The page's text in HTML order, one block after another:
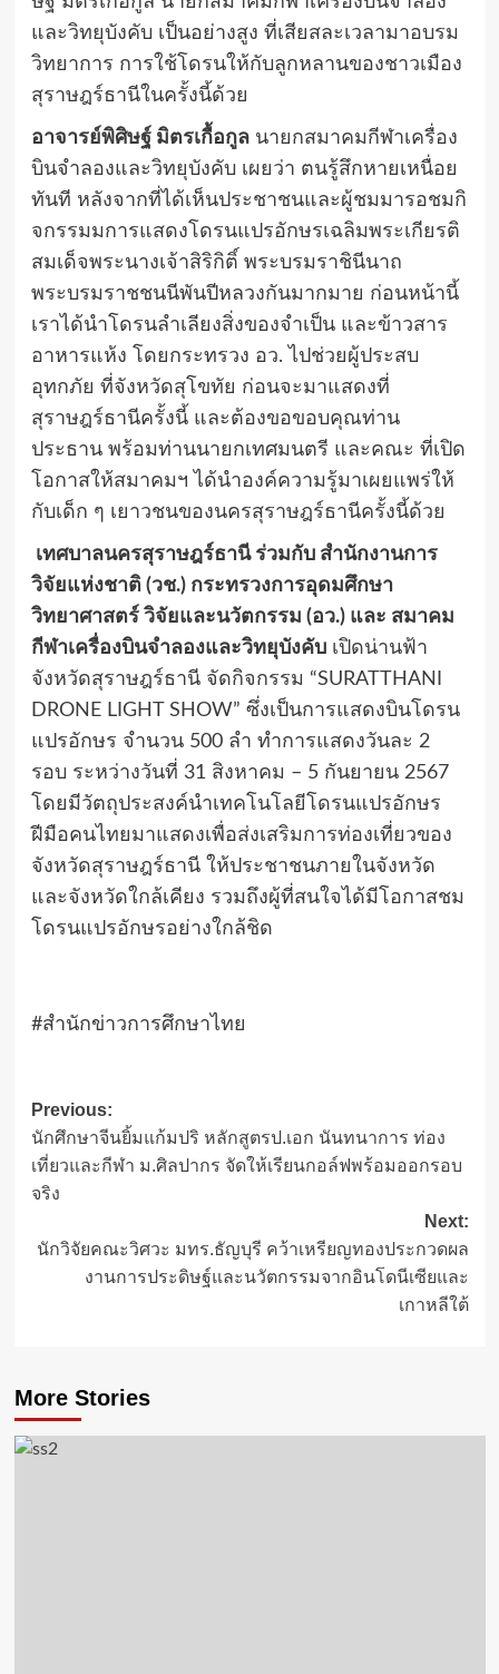
และวิทยุบังคับ เป็นอย่างสูง ที่เสียสละเวลามาอบรม
วิทยาการ การใช้โดรนให้กับลูกหลานของชาวเมือง
สุราษฎร์ธานีในครั้งนี้ด้วย
อาจารย์พิศิษฐ์ มิตรเกื้อกูลนายกสมาคมกีฬาเครื่อง
บินจำลองและวิทยุบังคับ เผยว่า ตนรู้สึกหายเหนื่อย
ทันที หลังจากที่ได้เห็นประชาชนและผู้ชมมารอชมกิ
จกรรมมการแสดงโดรนแปรอักษรเฉลิมพระเกียรติ
สมเด็จพระนางเจ้าสิริกิติ์ พระบรมราชินีนาถ
พระบรมราชชนนีพันปีหลวงกันมากมาย ก่อนหน้านี้
เราได้นำโดรนลำเลียงสิ่งของจำเป็น และข้าวสาร
อาหารแห้ง โดยกระทรวง อว. ไปช่วยผู้ประสบ
อุทกภัย ที่จังหวัดสุโขทัย ก่อนจะมาแสดงที่
สุราษฎร์ธานีครั้งนี้ และต้องขอขอบคุณท่าน
ประธาน พร้อมท่านนายกเทศมนตรี และคณะ ที่เปิด
โอกาสให้สมาคมฯ ได้นำองค์ความรู้มาเผยแพร่ให้
กับเด็ก ๆ เยาวชนของนครสุราษฎร์ธานีครั้งนี้ด้วย
เทศบาลนครสุราษฎร์ธานี ร่วมกับ สำนักงานการ
วิจัยแห่งชาติ (วช.) กระทรวงการอุดมศึกษา
วิทยาศาสตร์ วิจัยและนวัตกรรม (อว.) และ สมาคม
กีฬาเครื่องบินจำลองและวิทยุบังคับเปิดน่านฟ้า
จังหวัดสุราษฎร์ธานี จัดกิจกรรม “SURATTHANI
DRONE LIGHT SHOW” ซึ่งเป็นการแสดงบินโดรน
แปรอักษร จำนวน 500 ลำ ทำการแสดงวันละ 2
รอบ ระหว่างวันที่ 31 สิงหาคม – 5 กันยายน 2567
โดยมีวัตถุประสงค์นำเทคโนโลยีโดรนแปรอักษร
ฝีมือคนไทยมาแสดงเพื่อส่งเสริมการท่องเที่ยวของ
จังหวัดสุราษฎร์ธานี ให้ประชาชนภายในจังหวัด
และจังหวัดใกล้เคียง รวมถึงผู้ที่สนใจได้มีโอกาสชม
โดรนแปรอักษรอย่างใกล้ชิด
#สำนักข่าวการศึกษาไทย
Post
navigation
Previous:
นักศึกษาจีนยิ้มแก้มปริ หลักสูตรป.เอก นันทนาการ ท่อง
เที่ยวและกีฬา ม.ศิลปากร จัดให้เรียนกอล์ฟพร้อมออกรอบ
จริง
Next:
นักวิจัยคณะวิศวะ มทร.ธัญบุรี คว้าเหรียญทองประกวดผล
งานการประดิษฐ์และนวัตกรรมจากอินโดนีเซียและ
เกาหลีใต้
More Stories